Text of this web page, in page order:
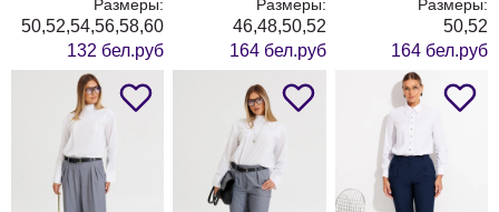
Размеры:
50,52,54,56,58,60
132 бел.руб
Размеры:
46,48,50,52
164 бел.руб
Размеры:
50,52
164 бел.руб